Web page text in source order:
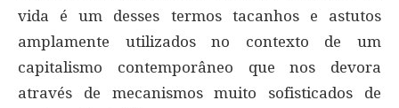
vida é um desses termos tacanhos e astutos
amplamente utilizados no contexto de um
capitalismo contemporâneo que nos devora
através de mecanismos muito sofisticados de